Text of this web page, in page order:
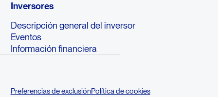
Inversores
Descripción general del inversor
Eventos
Información financiera
Preferencias de exclusiónPolítica de cookies